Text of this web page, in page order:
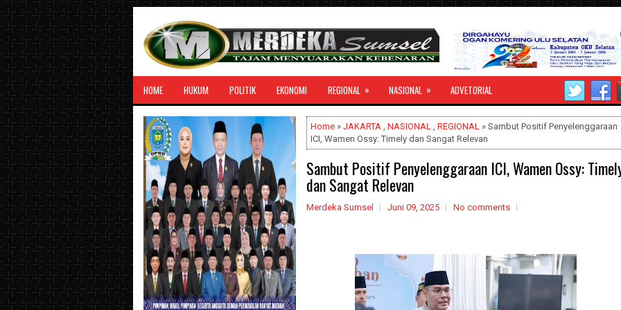
HOME HUKUM POLITIK EKONOMI REGIONAL » NASIONAL » ADVETORIAL
Home » JAKARTA , NASIONAL , REGIONAL » Sambut Positif Penyelenggaraan
ICI, Wamen Ossy: Timely dan Sangat Relevan
Sambut Positif Penyelenggaraan ICI, Wamen Ossy:
dan Sangat Relevan
Merdeka Sumsel Juni 09, 2025 No comments